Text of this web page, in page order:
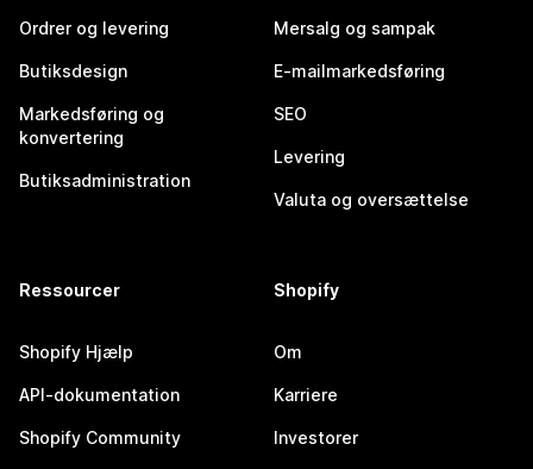
Ordrer og levering
Butiksdesign
Markedsføring og
konvertering
Butiksadministration
Mersalg og sampak
E-mailmarkedsføring
SEO
Levering
Valuta og oversættelse
Ressourcer
Shopify Hjælp
API-dokumentation
Shopify Community
Shopify
Om
Karriere
Investorer